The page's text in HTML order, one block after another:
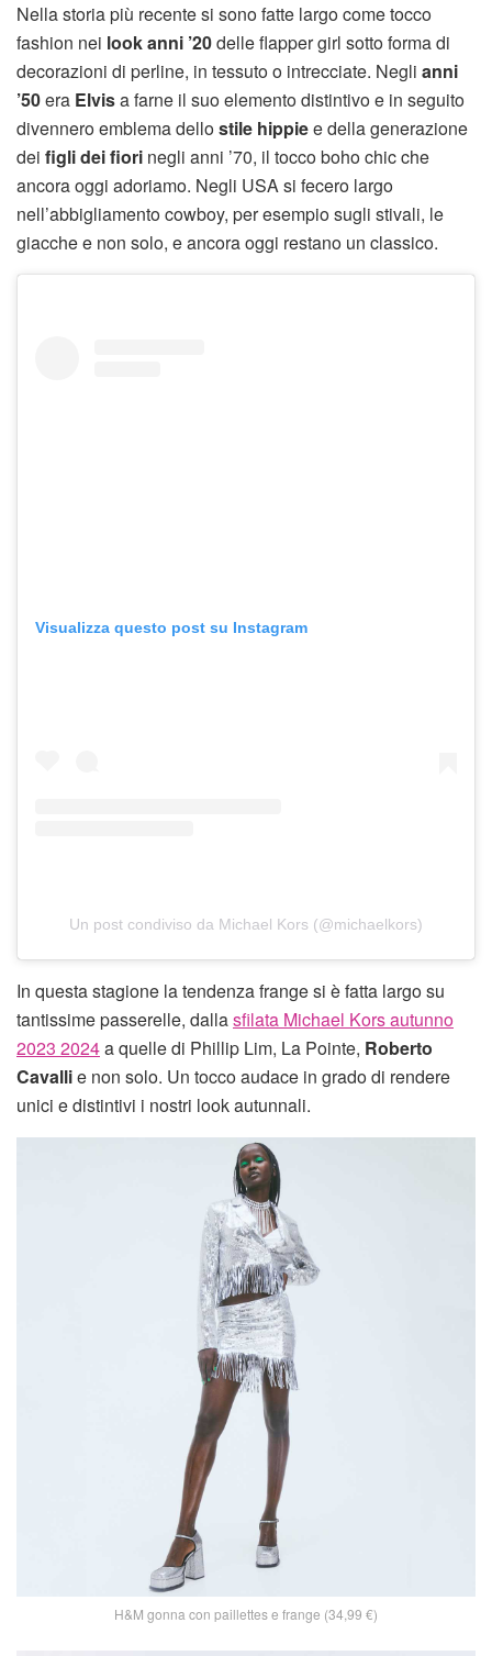
Nella storia più recente si sono fatte largo come tocco
fashion nei look anni ’20delle flapper girl sotto forma di
decorazioni di perline, in tessuto o intrecciate. Negli anni
’50era Elvisa farne il suo elemento distintivo e in seguito
divennero emblema dellostile hippiee della generazione
dei figli dei fiori negli anni ’70, il tocco boho chic che
ancora oggi adoriamo. Negli USA si fecero largo
nell’abbigliamento cowboy, per esempio sugli stivali, le
giacche e non solo, e ancora oggi restano un classico.
Visualizza questo post su Instagram
Un post condiviso da Michael Kors (@michaelkors)
In questa stagione la tendenza frange si è fatta largo su
tantissime passerelle, dallasfilata Michael Kors autunno
2023 2024a quelle di Phillip Lim, La Pointe, Roberto
Cavallie non solo. Un tocco audace in grado di rendere
unici e distintivi i nostri look autunnali.
H&M gonna con paillettes e frange (34,99 €)